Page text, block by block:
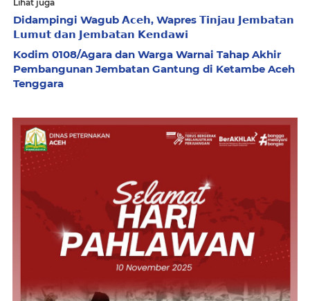
Lihat juga
Didampingi Wagub 𝗔𝗰𝗲𝗵, Wapres 𝗧𝗶𝗻𝗷𝗮𝘂 𝗝𝗲𝗺𝗯𝗮𝘁𝗮𝗻
𝗟𝘂𝗺𝘂𝘁 𝗱𝗮𝗻 𝗝𝗲𝗺𝗯𝗮𝘁𝗮𝗻 𝗞𝗲𝗻𝗱𝗮𝘄𝗶
Kodim 0108/Agara dan Warga Warnai Tahap Akhir
Pembangunan Jembatan Gantung di Ketambe Aceh
Tenggara